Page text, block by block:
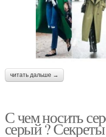
читать дальше →
С чем носить
серый ? Секреты